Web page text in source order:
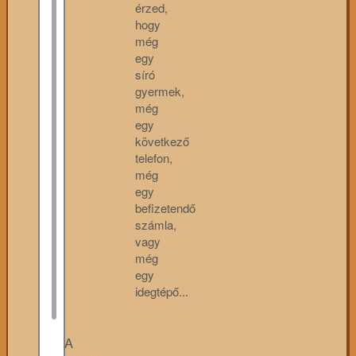
érzed,
hogy
még
egy
síró
gyermek,
még
egy
következő
telefon,
még
egy
befizetendő
számla,
vagy
még
egy
idegtépő...
A